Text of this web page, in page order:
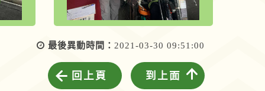
最後異動時間： 2021-03-30 09:51:00
回上頁 到上面